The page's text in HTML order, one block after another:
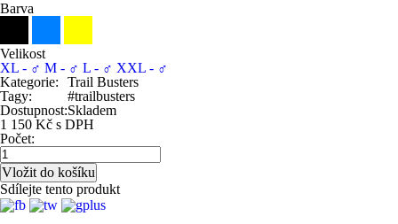
Barva
Velikost
XL - ♂ M - ♂ L - ♂ XXL - ♂
Kategorie:
Trail Busters
Tagy:
#trailbusters
Dostupnost:Skladem
1 150 Kč s DPH
Počet:
Sdílejte tento produkt